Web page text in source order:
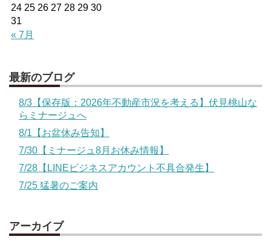
« 7月
24 25 26 27 28 29 30
31
最新のブログ
8/3【保存版：2026年不動産市況を考える】伏見桃山な
らミナージュへ
8/1【お盆休み告知】
7/30【ミナージュ8月お休み情報】
7/28【LINEビジネスアカウント不具合発生】
7/25 猛暑のご案内
アーカイブ